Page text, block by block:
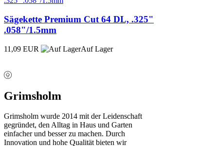
Sägekette Premium Cut 64 DL, .325"
.058"/1.5mm
11,09 EUR Auf Lager
Grimsholm
Grimsholm wurde 2014 mit der Leidenschaft
gegründet, den Alltag in Haus und Garten
einfacher und besser zu machen. Durch
Innovation und hohe Qualität bieten wir